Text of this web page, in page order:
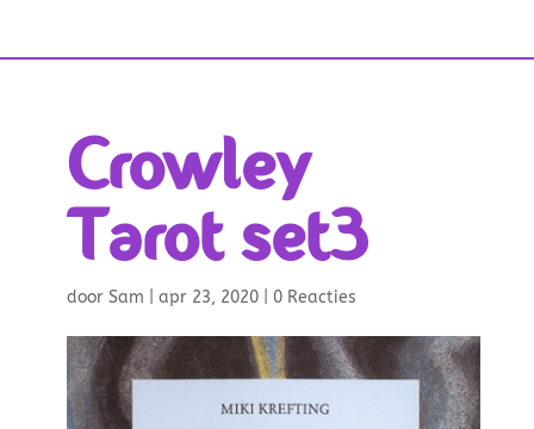
Crowley
Tarot set3
door Sam apr 23, 2020| 0 Reacties